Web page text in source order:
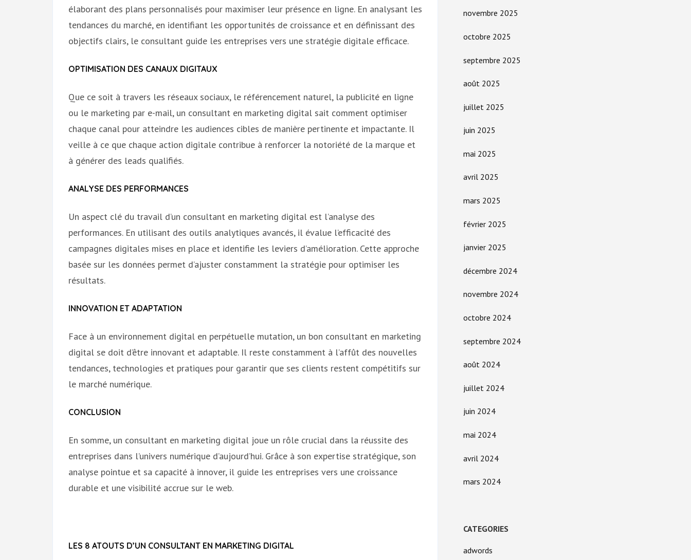
élaborant des plans personnalisés pour maximiser leur présence en ligne. En analysant les
tendances du marché, en identifiant les opportunités de croissance et en définissant des
objectifs clairs, le consultant guide les entreprises vers une stratégie digitale efficace.
OPTIMISATION DES CANAUX DIGITAUX
Que ce soit à travers les réseaux sociaux, le référencement naturel, la publicité en ligne
ou le marketing par e-mail, un consultant en marketing digital sait comment optimiser
chaque canal pour atteindre les audiences cibles de manière pertinente et impactante. Il
veille à ce que chaque action digitale contribue à renforcer la notoriété de la marque et
à générer des leads qualifiés.
ANALYSE DES PERFORMANCES
Un aspect clé du travail d’un consultant en marketing digital est l’analyse des
performances. En utilisant des outils analytiques avancés, il évalue l’efficacité des
campagnes digitales mises en place et identifie les leviers d’amélioration. Cette approche
basée sur les données permet d’ajuster constamment la stratégie pour optimiser les
résultats.
INNOVATION ET ADAPTATION
Face à un environnement digital en perpétuelle mutation, un bon consultant en marketing
digital se doit d’être innovant et adaptable. Il reste constamment à l’affût des nouvelles
tendances, technologies et pratiques pour garantir que ses clients restent compétitifs sur
le marché numérique.
CONCLUSION
En somme, un consultant en marketing digital joue un rôle crucial dans la réussite des
entreprises dans l’univers numérique d’aujourd’hui. Grâce à son expertise stratégique, son
analyse pointue et sa capacité à innover, il guide les entreprises vers une croissance
durable et une visibilité accrue sur le web.
LES 8 ATOUTS D’UN CONSULTANT EN MARKETING DIGITAL
novembre 2025
octobre 2025
septembre 2025
août 2025
juillet 2025
juin 2025
mai 2025
avril 2025
mars 2025
février 2025
janvier 2025
décembre 2024
novembre 2024
octobre 2024
septembre 2024
août 2024
juillet 2024
juin 2024
mai 2024
avril 2024
mars 2024
CATEGORIES
adwords